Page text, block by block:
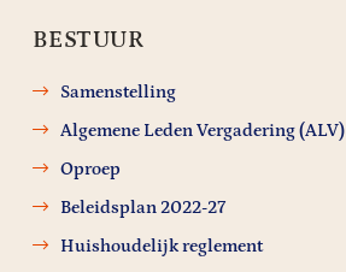
BESTUUR
Samenstelling
Algemene Leden Vergadering (ALV)
Oproep
Beleidsplan 2022-27
Huishoudelijk reglement